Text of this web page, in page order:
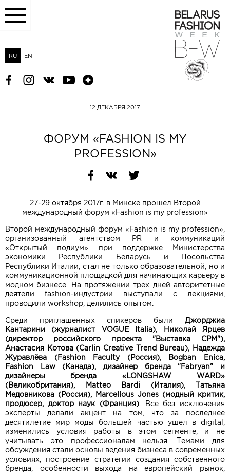
RU EN
12 ДЕКАБРЯ 2017
ФОРУМ «FASHION IS MY
PROFESSION»
27-29 октября 2017г. в Минске прошел Второй
международный форум «Fashion is my profession»
Второй международный форум «Fashion is my profession»,
организованный агентством PR и коммуникаций
«Открытый подиум» при поддержке Министерства
экономики Республики Беларусь и Посольства
Республики Италии, стал не только образовательной, но и
коммуникационной площадкой для начинающих карьеру в
модном бизнесе. На протяжении трех дней авторитетные
деятели fashion-индустрии выступали с лекциями,
проводили workshop, делились опытом.
Среди приглашенных спикеров были Джорджиа
Кантарини (журналист VOGUE Italiа), Николай Ярцев
(директор российского проекта "Выставка CPM"),
Анастасия Котова (Carlin Creative Trend Bureau), Надежда
Журавлёва (Fashion Faculty (Россия), Bogban Enica,
Fashion Law (Канада), дизайнер бренда "Fabryan" и
дизайнеры бренда «LONGSHAW WARD»
(Великобритания), Matteo Bardi (Италия), Татьяна
Медовникова (Россия), Marcellous Jones (модный критик,
продюсер, доктор наук (Франция) . Все без исключения
эксперты делали акцент на том, что за последнее
десятилетие мир моды большей частью ушел в digital,
изменились условия работы в этом сегменте, и не
учитывать это профессионалам нельзя. Темами для
обсуждения стали основы ведения бизнеса в современных
условиях, построение стратегии создания собственного
бренда, особенности выхода на европейский рынок,